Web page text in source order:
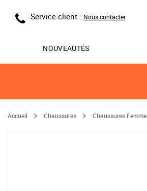
Service client : Nous contacter
NOUVEAUTÉS
Accueil Chaussures Chaussures Femme